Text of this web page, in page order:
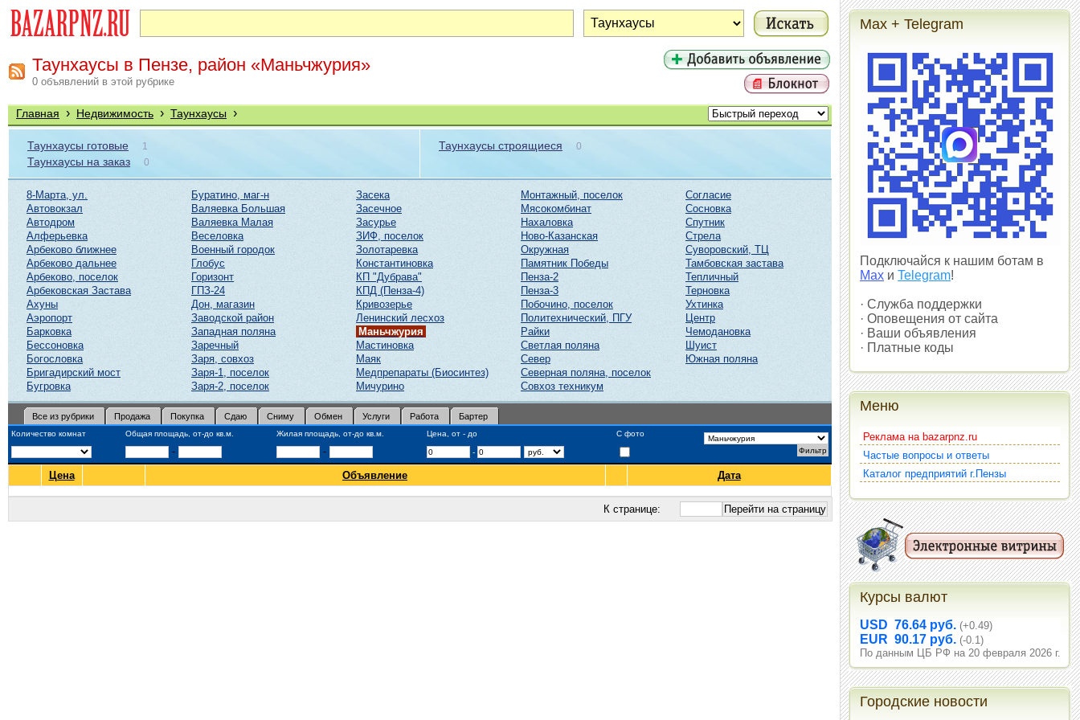
Таунхаусы в Пензе, район «Маньчжурия»
0 объявлений в этой рубрике
Главная › Недвижимость › Таунхаусы ›
Таунхаусы готовые 1
Таунхаусы на заказ 0
Таунхаусы строящиеся 0
8-Марта, ул.
Автовокзал
Автодром
Алферьевка
Арбеково ближнее
Арбеково дальнее
Арбеково, поселок
Арбековская Застава
Ахуны
Аэропорт
Барковка
Бессоновка
Богословка
Бригадирский мост
Бугровка
Буратино, маг-н
Валяевка Большая
Валяевка Малая
Веселовка
Военный городок
Глобус
Горизонт
ГПЗ-24
Дон, магазин
Заводской район
Западная поляна
Заречный
Заря, совхоз
Заря-1, поселок
Заря-2, поселок
Засека
Засечное
Засурье
ЗИФ, поселок
Золотаревка
Константиновка
КП "Дубрава"
КПД (Пенза-4)
Кривозерье
Ленинский лесхоз
Маньчжурия
Мастиновка
Маяк
Медпрепараты (Биосинтез)
Мичурино
Монтажный, поселок
Мясокомбинат
Нахаловка
Ново-Казанская
Окружная
Памятник Победы
Пенза-2
Пенза-3
Побочино, поселок
Политехнический, ПГУ
Райки
Светлая поляна
Север
Северная поляна, поселок
Совхоз техникум
Согласие
Сосновка
Спутник
Стрела
Суворовский, ТЦ
Тамбовская застава
Тепличный
Терновка
Ухтинка
Центр
Чемодановка
Шуист
Южная поляна
Все из рубрики Продажа Покупка Сдаю Сниму Обмен Услуги Работа Бартер
Количество комнат Общая площадь, от-до кв.м. Жилая площадь, от-до кв.м. Цена, от - до С фото
- - -
Цена Объявление Дата
К странице:
Max + Telegram
Подключайся к нашим ботам в
Max и Telegram!
· Служба поддержки
· Оповещения от сайта
· Ваши объявления
· Платные коды
Меню
Реклама на bazarpnz.ru
Частые вопросы и ответы
Каталог предприятий г.Пензы
Курсы валют
USD 76.64 руб. (+0.49)
EUR 90.17 руб. (-0.1)
По данным ЦБ РФ на 20 февраля 2026 г.
Городские новости